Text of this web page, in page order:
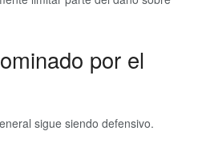
por el
sigue siendo defensivo.